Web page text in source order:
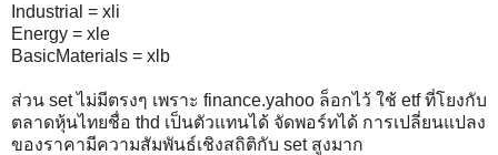
Industrial = xli
Energy = xle
BasicMaterials = xlb
ส่วน set ไม่มีตรงๆ เพราะ finance.yahoo ล็อกไว้ ใช้ etf ที่โยงกับ
ตลาดหุ้นไทยชื่อ thd เป็นตัวแทนได้ จัดพอร์ทได้ การเปลี่ยนแปลง
ของราคามีความสัมพันธ์เชิงสถิติกับ set สูงมาก